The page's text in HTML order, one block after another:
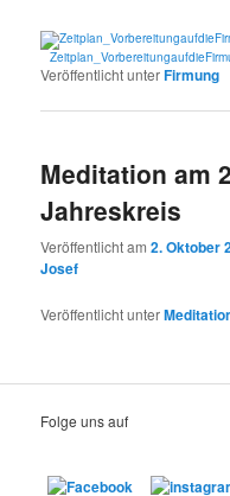
Veröffentlicht unterFirmung
Meditation am
Jahreskreis
Veröffentlicht am2. Oktober
Josef
Veröffentlicht unter
Folge uns auf